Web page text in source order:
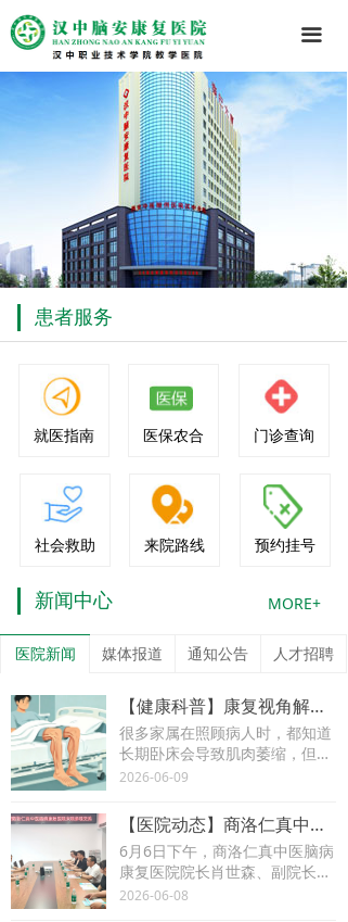
끀
医院新闻 媒体报道 通知公告 人才招聘
【健康科普】康复视角解读：为什么长期卧床后，肌肉“消失”得那么快？
很多家属在照顾病人时，都知道
长期卧床会导致肌肉萎缩，但却
不知道为什么肌肉“消失”得这么
2026-06-09
【医院动态】商洛仁真中医脑病康复医院院长肖世森一行来院参观交流
6月6日下午，商洛仁真中医脑病
康复医院院长肖世森、副院长刘
雅带领骨干团队一行8人来汉中
2026-06-08
患者服务
就医指南 门诊查询
医保农合
社会救助 来院路线 预约挂号
新闻中心 MORE+